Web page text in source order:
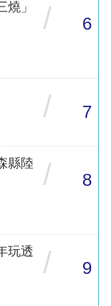
」
/ 6
/ 7
縣陸
/ 8
玩透
/ 9